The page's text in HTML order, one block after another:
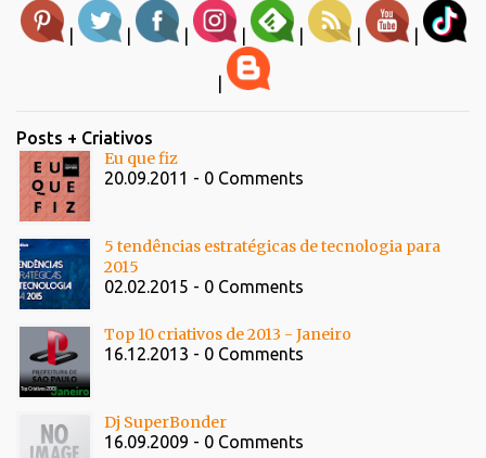
| | | | | | |
Posts + Criativos
Eu que fiz
20.09.2011 - 0 Comments
5 tendências estratégicas de tecnologia para
2015
02.02.2015 - 0 Comments
Top 10 criativos de 2013 - Janeiro
16.12.2013 - 0 Comments
Dj SuperBonder
16.09.2009 - 0 Comments